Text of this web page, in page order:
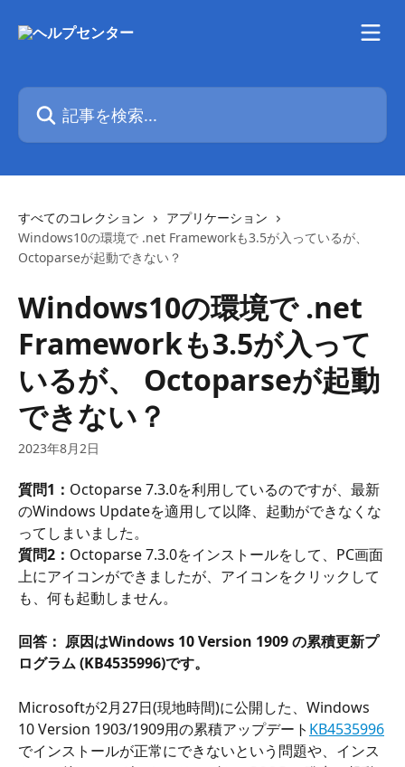
記事を検索...
すべてのコレクション
アプリケーション
Windows10の環境で .net Frameworkも3.5が入っているが、
Octoparseが起動できない？
Windows10の環境で .net
Frameworkも3.5が入って
いるが、 Octoparseが起動
できない？
2023年8月2日
質問1 ： Octoparse 7.3.0を利用しているのですが、最新
のWindows Updateを適用して以降、起動ができなくな
ってしまいました。
質問2 ： Octoparse 7.3.0をインストールをして、PC画面
上にアイコンができましたが、アイコンをクリックして
も、何も起動しません。
回答 ： 原因はWindows 10 Version 1909 の累積更新プ
ログラム (KB4535996)です。
Microsoftが2月27日(現地時間)に公開した、Windows
10 Version 1903/1909用の累積アップデート KB4535996
でインストールが正常にできないという問題や、インス